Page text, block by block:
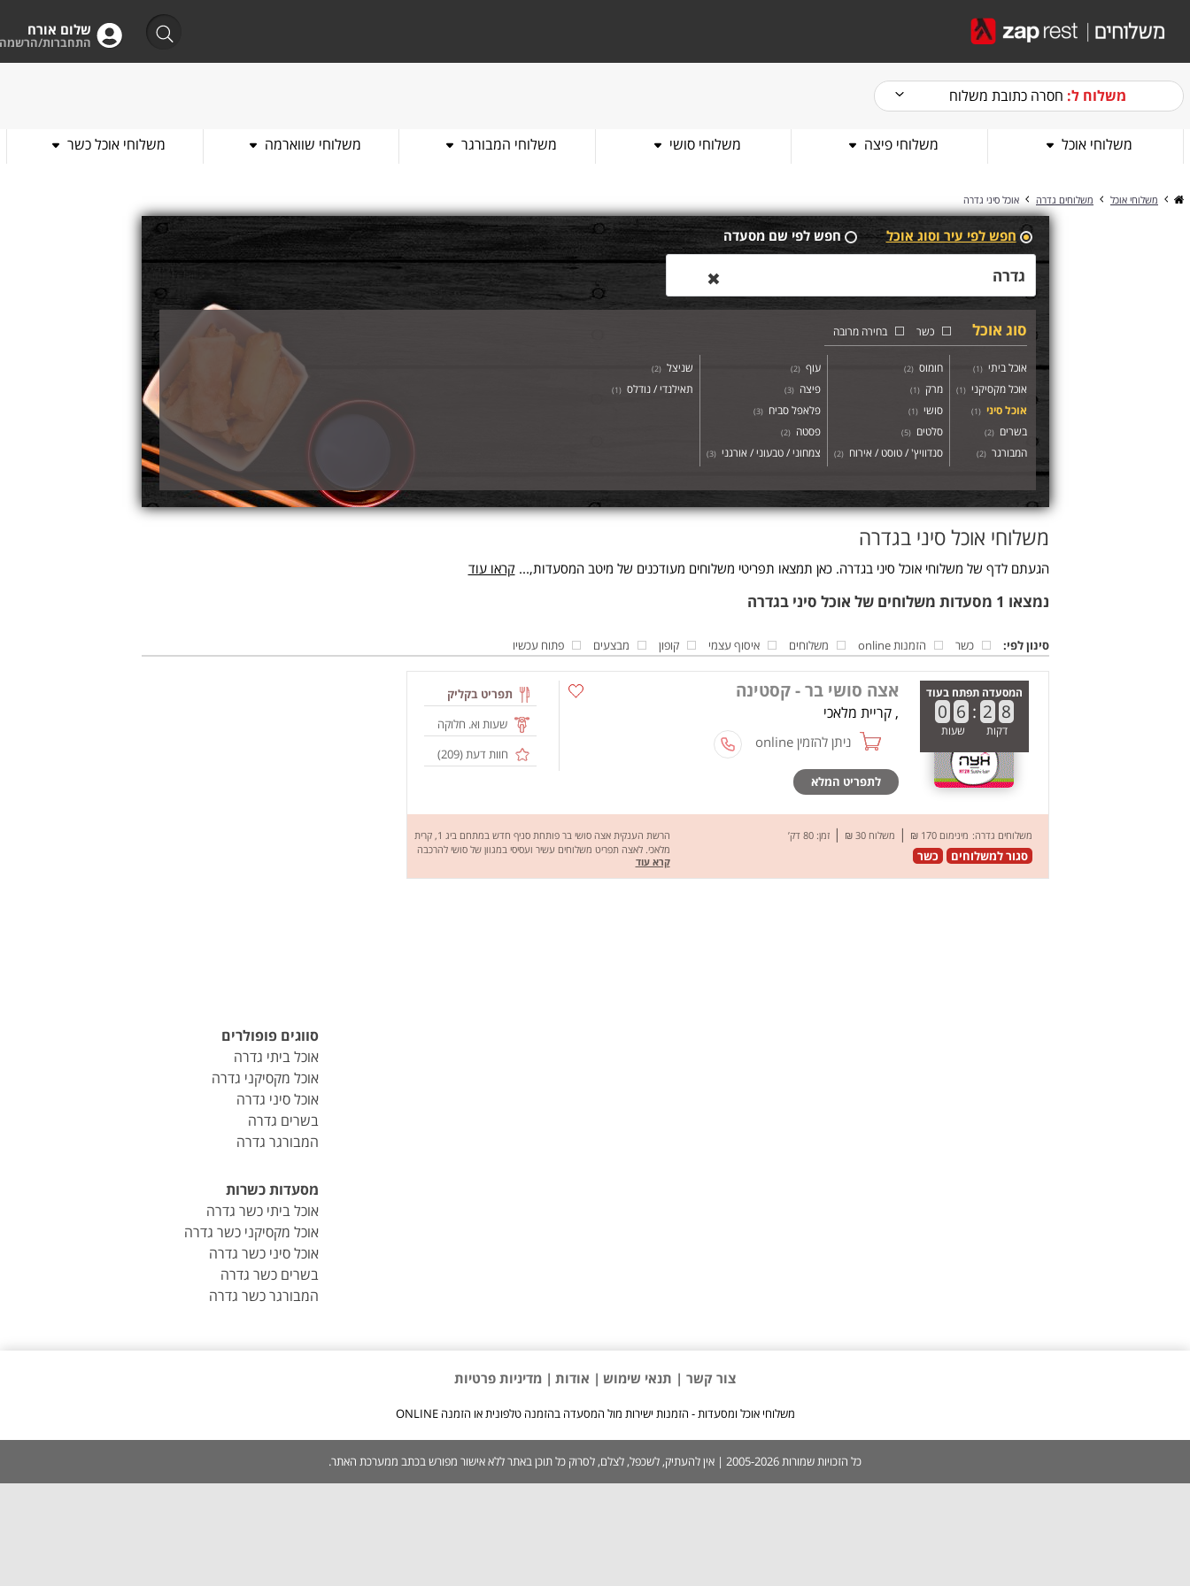
שלום אורח
התחברות/הרשמה
משלוח ל: חסרה כתובת משלוח
משלוחי אוכל משלוחי פיצה משלוחי סושי משלוחי המבורגר משלוחי שווארמה משלוחי אוכל כשר
משלוחי אוכל משלוחים גדרה אוכל סיני גדרה
חפש לפי עיר וסוג אוכל חפש לפי שם מסעדה
✖
סוג אוכל כשר בחירה מרובה
אוכל ביתי (
1
)
אוכל מקסיקני (
1
)
אוכל סיני (
1
)
בשרים (
2
)
המבורגר (
2
)
חומוס (
2
)
מרק (
1
)
סושי (
1
)
סלטים (
5
)
סנדוויץ' / טוסט / אירוח (
2
)
עוף (
2
)
פיצה (
3
)
פלאפל סביח (
3
)
פסטה (
2
)
צמחוני / טבעוני / אורגני (
3
)
שניצל (
2
)
תאילנדי / נודלס (
1
)
משלוחי אוכל סיני בגדרה
הגעתם לדף של משלוחי אוכל סיני בגדרה. כאן תמצאו תפריטי משלוחים מעודכנים של מיטב המסעדות,... קראו עוד
נמצאו 1 מסעדות משלוחים של אוכל סיני בגדרה
סינון לפי: כשר הזמנות online משלוחים איסוף עצמי קופון מבצעים פתוח עכשיו
המסעדה תפתח בעוד
0 6 : 2 8
דקות שעות
אצה סושי בר - קסטינה
, קריית מלאכי
ניתן להזמין online
לתפריט המלא
תפריט בקליק
שעות וא. חלוקה
חוות דעת (209
)
משלוחים גדרה: מינימום 170 ₪ | משלוח 30 ₪ | זמן: 80 דק’
סגור למשלוחים כשר
הרשת הענקית אצה סושי בר פותחת סניף חדש במתחם ביג 1, קרית
מלאכי. לאצה תפריט משלוחים עשיר ועסיסי במגוון של סושי להרכבה
או מוכנים לבחירה עם מגוון דגים וירקות טריים מהשוק כמו סלמון
סלמון סקין טונה אדומה טונה רגיל מלפפון בצל ירוק אבוקדו בטטה
קרא עוד
סווגים פופולרים
אוכל ביתי גדרה
אוכל מקסיקני גדרה
אוכל סיני גדרה
בשרים גדרה
המבורגר גדרה
מסעדות כשרות
אוכל ביתי כשר גדרה
אוכל מקסיקני כשר גדרה
אוכל סיני כשר גדרה
בשרים כשר גדרה
המבורגר כשר גדרה
צור קשר | תנאי שימוש | אודות | מדיניות פרטיות
משלוחי אוכל ומסעדות - הזמנות ישירות מול המסעדה בהזמנה טלפונית או הזמנה ONLINE
כל הזכויות שמורות 2005-2026 | אין להעתיק, לשכפל, לצלם, לסרוק כל תוכן באתר ללא אישור מפורש בכתב ממערכת האתר.